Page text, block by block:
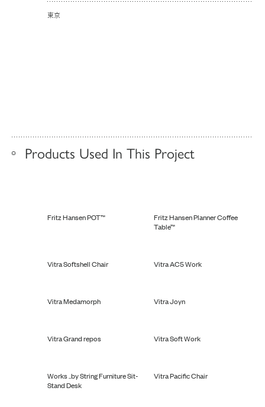
東京
Products Used In This Project
Fritz Hansen POT™
Fritz Hansen Planner Coffee
Table™
Vitra Softshell Chair Vitra AC5 Work
Vitra Medamorph Vitra Joyn
Vitra Grand repos Vitra Soft Work
Works ..by String Furniture Sit-
Stand Desk
Vitra Pacific Chair